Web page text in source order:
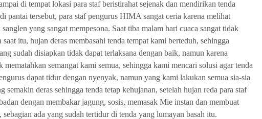
di tempat lokasi para staf beristirahat sejenak dan mendirikan tenda
pantai tersebut, para staf pengurus HIMA sangat ceria karena melihat
yang sangat mempesona. Saat tiba malam hari cuaca sangat tidak
saat itu, hujan deras membasahi tenda tempat kami berteduh, sehingga
sudah disiapkan tidak dapat terlaksana dengan baik, namun karena
mematahkan semangat kami semua, sehingga kami mencari solusi agar tenda
dapat tidur dengan nyenyak, namun yang kami lakukan semua sia-sia
semakin deras sehingga tenda tetap kehujanan, setelah hujan reda para staf
dengan membakar jagung, sosis, memasak Mie instan dan membuat
sebagian ada yang sudah tertidur di tenda yang lumayan basah itu.